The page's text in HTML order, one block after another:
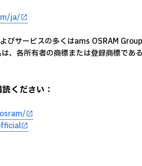
ja/
びサービスの多くはams OSRAM
各所有者の商標または登録商標である
ください：